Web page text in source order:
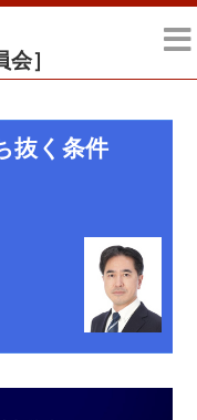
］
抜く条件